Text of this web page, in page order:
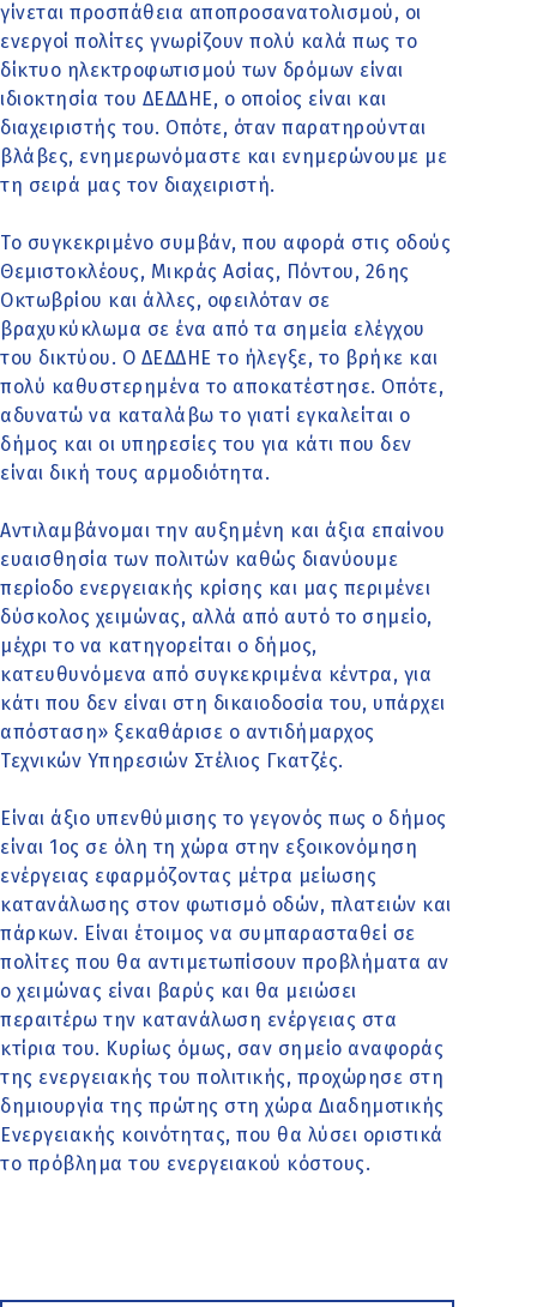
γίνεται προσπάθεια αποπροσανατολισμού, οι
ενεργοί πολίτες γνωρίζουν πολύ καλά πως το
δίκτυο ηλεκτροφωτισμού των δρόμων είναι
ιδιοκτησία του ΔΕΔΔΗΕ, ο οποίος είναι και
διαχειριστής του. Οπότε, όταν παρατηρούνται
βλάβες, ενημερωνόμαστε και ενημερώνουμε με
τη σειρά μας τον διαχειριστή.
Το συγκεκριμένο συμβάν, που αφορά στις οδούς
Θεμιστοκλέους, Μικράς Ασίας, Πόντου, 26ης
Οκτωβρίου και άλλες, οφειλόταν σε
βραχυκύκλωμα σε ένα από τα σημεία ελέγχου
του δικτύου. Ο ΔΕΔΔΗΕ το ήλεγξε, το βρήκε και
πολύ καθυστερημένα το αποκατέστησε. Οπότε,
αδυνατώ να καταλάβω το γιατί εγκαλείται ο
δήμος και οι υπηρεσίες του για κάτι που δεν
είναι δική τους αρμοδιότητα.
Αντιλαμβάνομαι την αυξημένη και άξια επαίνου
ευαισθησία των πολιτών καθώς διανύουμε
περίοδο ενεργειακής κρίσης και μας περιμένει
δύσκολος χειμώνας, αλλά από αυτό το σημείο,
μέχρι το να κατηγορείται ο δήμος,
κατευθυνόμενα από συγκεκριμένα κέντρα, για
κάτι που δεν είναι στη δικαιοδοσία του, υπάρχει
απόσταση» ξεκαθάρισε ο αντιδήμαρχος
Τεχνικών Υπηρεσιών Στέλιος Γκατζές.
Είναι άξιο υπενθύμισης το γεγονός πως ο δήμος
είναι 1ος σε όλη τη χώρα στην εξοικονόμηση
ενέργειας εφαρμόζοντας μέτρα μείωσης
κατανάλωσης στον φωτισμό οδών, πλατειών και
πάρκων. Είναι έτοιμος να συμπαρασταθεί σε
πολίτες που θα αντιμετωπίσουν προβλήματα αν
ο χειμώνας είναι βαρύς και θα μειώσει
περαιτέρω την κατανάλωση ενέργειας στα
κτίρια του. Κυρίως όμως, σαν σημείο αναφοράς
της ενεργειακής του πολιτικής, προχώρησε στη
δημιουργία της πρώτης στη χώρα Διαδημοτικής
Ενεργειακής κοινότητας, που θα λύσει οριστικά
το πρόβλημα του ενεργειακού κόστους.